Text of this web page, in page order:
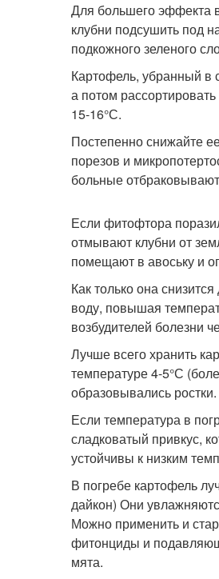
Для большего эффекта
клубни подсушить под
подкожного зеленого
Картофель, убранный в
а потом
15-16°С.
Постепенно снижайте
порезов и
больные
Если фитофтора
отмывают клубни от
помещают в авоську и
Как только она
воду, повышая
возбудителей болезни
Лучше всего хранить
температуре 4-5°С
образовывались
Если температура в
сладковатый привкус,
устойчивы к низким
В погребе картофель
дайкон) Они
Можно применить и
фитонциды и
мята.